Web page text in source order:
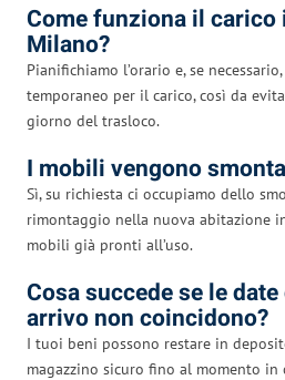
Come funziona il carico
Milano?
Pianifichiamo l’orario e, se
temporaneo per il carico, così da
giorno del trasloco.
I mobili vengono
Sì, su richiesta ci occupiamo dello
rimontaggio nella nuova abitazione
mobili già pronti all’uso.
Cosa succede se le
arrivo non coincidono?
I tuoi beni possono restare in
magazzino sicuro fino al momento in